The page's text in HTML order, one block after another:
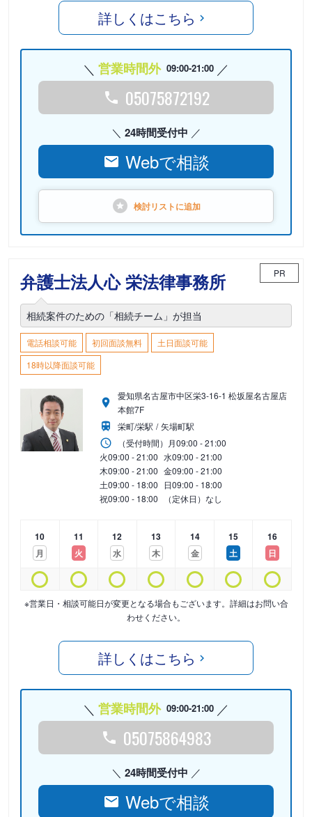
詳しくはこちら
営業時間外 09:00-21:00
05075872192
24時間受付中
Webで相談
検討リストに追加
弁護士法人心 栄法律事務所 PR
相続案件のための「相続チーム」が担当
電話相談可能 初回面談無料
土日面談可能
18時以降面談可能
愛知県名古屋市中区栄3-16-1 松坂屋名古屋店
本館7F
栄町/栄駅
矢場町駅
（受付時間） 月09:00 - 21:00
火09:00 - 21:00 水09:00 - 21:00
木09:00 - 21:00 金09:00 - 21:00
土09:00 - 18:00 日09:00 - 18:00
祝09:00 - 18:00 （定休日）なし
10
月
11
火
12
水
13
木
14
金
15
土
16
日
※営業日・相談可能日が変更となる場合もございます。詳細はお問い合
わせください。
詳しくはこちら
営業時間外 09:00-21:00
05075864983
24時間受付中
Webで相談